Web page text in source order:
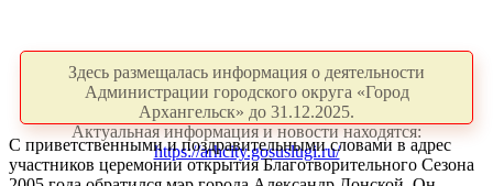
Здесь размещалась информация о деятельности
Администрации городского округа «Город
Архангельск» до 31.12.2025.
Актуальная информация и новости находятся:
https://arhcity.gosuslugi.ru/
С приветственными и поздравительными словами в адрес
участников церемонии открытия Благотворительного Сезона